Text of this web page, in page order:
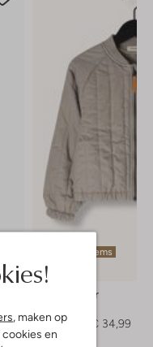
, maken op
en
Laatste items
Lil' Atelier
€ 69,99
€ 34,99